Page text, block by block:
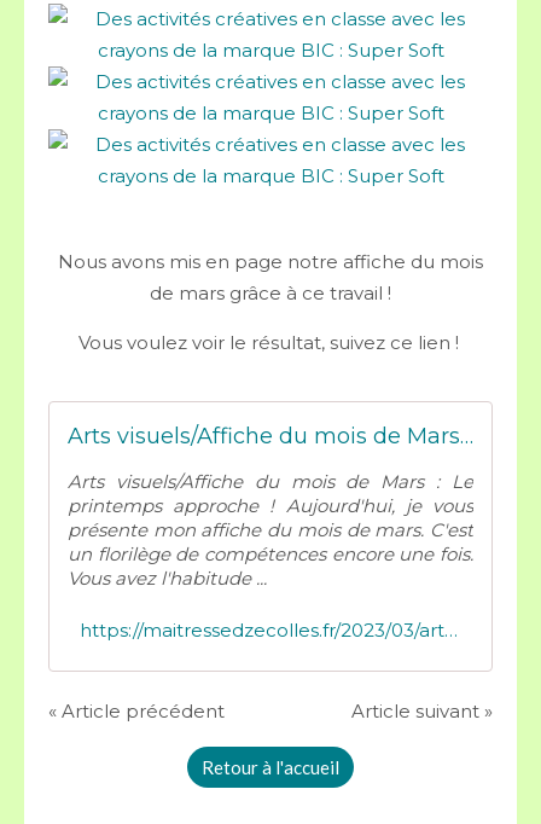
Nous avons mis en page notre affiche du mois
de mars grâce à ce travail !
Vous voulez voir le résultat, suivez ce lien !
Arts visuels/Affiche du mois de Mars : Le printemps approche ! - Mes tresses D Zécolles
Arts visuels/Affiche du mois de Mars : Le
printemps approche ! Aujourd'hui, je vous
présente mon affiche du mois de mars. C'est
un florilège de compétences encore une fois.
Vous avez l'habitude ...
https://maitressedzecolles.fr/2023/03/arts-visuels/affiche-du-mois-de-mars-le-printemps-approche.html
« Article précédent Article suivant »
Retour à l'accueil